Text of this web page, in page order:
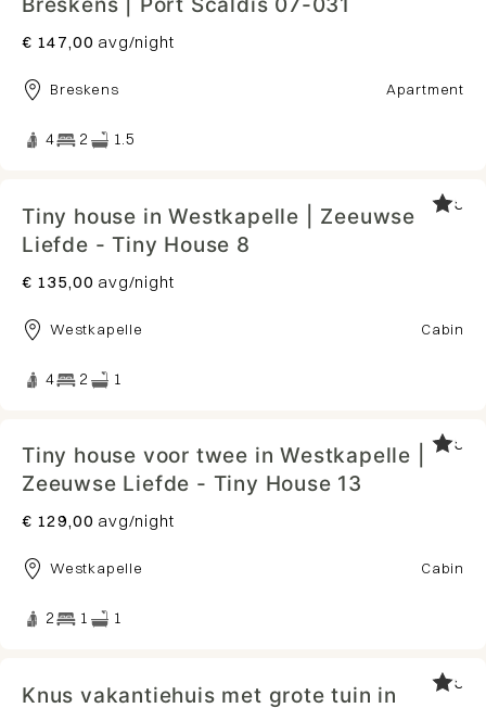
€ 147,00 avg/night
Breskens Apartment
4 2 1.5
Tiny house in Westkapelle | Zeeuwse
Liefde - Tiny House 8
5
€ 135,00 avg/night
Westkapelle Cabin
4 2 1
Tiny house voor twee in Westkapelle |
Zeeuwse Liefde - Tiny House 13
5
€ 129,00 avg/night
Westkapelle Cabin
2 1 1
Knus vakantiehuis met grote tuin in
5